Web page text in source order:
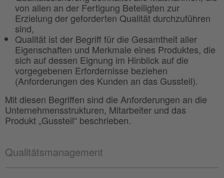
von allen an der Fertigung Beteiligten zur
Erzielung der geforderten Qualität durchzuführen
sind,
Qualität ist der Begriff für die Gesamtheit aller
Eigenschaften und Merkmale eines Produktes, die
sich auf dessen Eignung im Hinblick auf die
vorgegebenen Erfordernisse beziehen
(Anforderungen des Kunden an das Gussteil).
Mit diesen Begriffen sind die Anforderungen an die
Unternehmensstrukturen, Mitarbeiter und das
Produkt „Gussteil“ beschrieben.
Qualitätsmanagement